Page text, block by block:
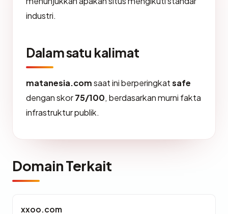
industri.
Dalam satu kalimat
matanesia.comsaat ini berperingkatsafe
dengan skor75/100, berdasarkan murni fakta
infrastruktur publik.
Domain Terkait
xxoo.com